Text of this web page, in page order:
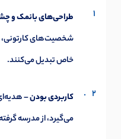
طراحی‌های بانمک و
شخصیت‌های کارتونی،
خاص تبدیل می‌کنند.
کاربردی بودن–
می‌گیرد، از مدرسه